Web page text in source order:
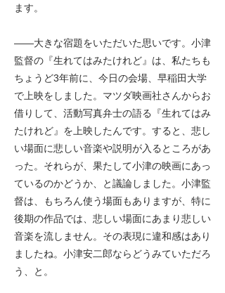
ます。
――大きな宿題をいただいた思いです。小津
監督の『生れてはみたけれど』は、私たちも
ちょうど3年前に、今日の会場、早稲田大学
で上映をしました。マツダ映画社さんからお
借りして、活動写真弁士の語る『生れてはみ
たけれど』を上映したんです。すると、悲し
い場面に悲しい音楽や説明が入るところがあ
った。それらが、果たして小津の映画にあっ
ているのかどうか、と議論しました。小津監
督は、もちろん使う場面もありますが、特に
後期の作品では、悲しい場面にあまり悲しい
音楽を流しません。その表現に違和感はあり
ましたね。小津安二郎ならどうみていただろ
う、と。